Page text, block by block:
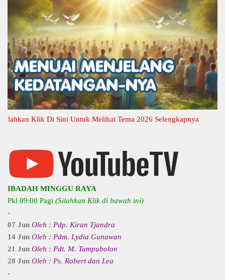
Klik Di Sini Untuk Melihat Tema 2026 Selengkapnya
IBADAH MINGGU RAYA
Pkl 09:00 Pagi (Silahkan Klik di bawah ini)
-
07 Jun Oleh : Pdp. Kiran Tjandra
14 Jun Oleh : Pdm. Lydia Gunawan
21 Jun Oleh : Pdt. M. Tampubolon
28 Jun Oleh : Ps. Robert dan Lea
-